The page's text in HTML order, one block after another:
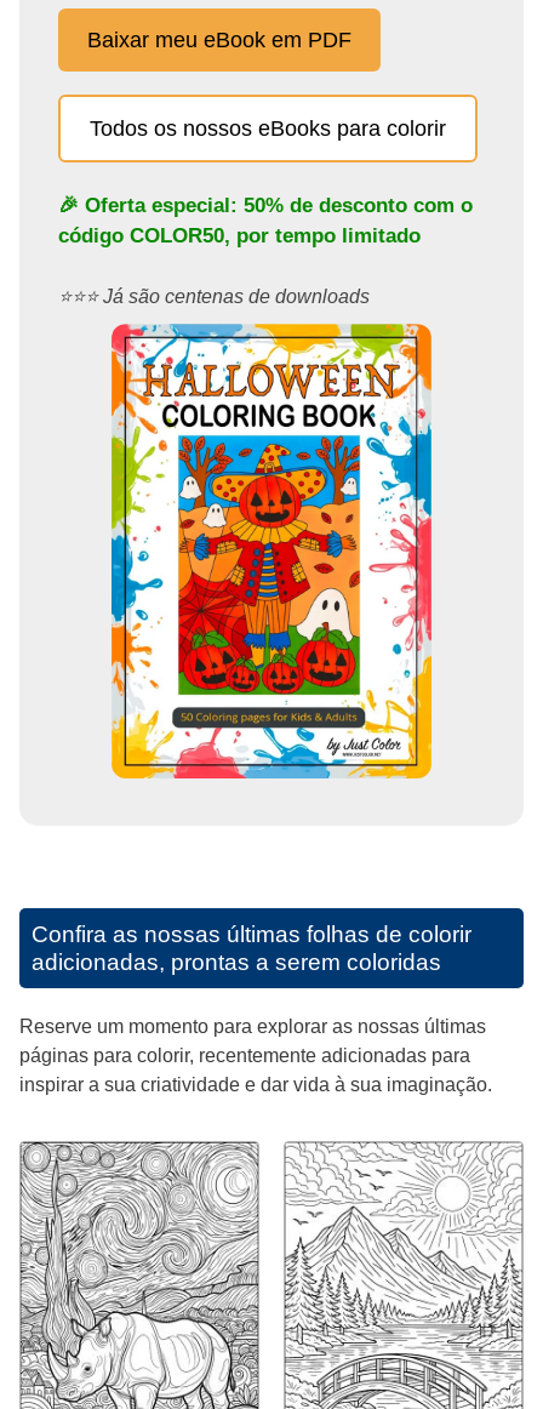
Baixar meu eBook em PDF
Todos os nossos eBooks para colorir
🎉 Oferta especial: 50% de desconto com o
código COLOR50, por tempo limitado
⭐️⭐️⭐️ Já são centenas de downloads
Confira as nossas últimas folhas de colorir
adicionadas, prontas a serem coloridas
Reserve um momento para explorar as nossas últimas
páginas para colorir, recentemente adicionadas para
inspirar a sua criatividade e dar vida à sua imaginação.